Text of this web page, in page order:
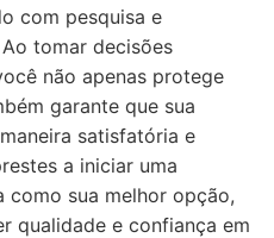
com pesquisa e
tomar decisões
não apenas protege
garante que sua
satisfatória e
a iniciar uma
sua melhor opção,
qualidade e confiança em